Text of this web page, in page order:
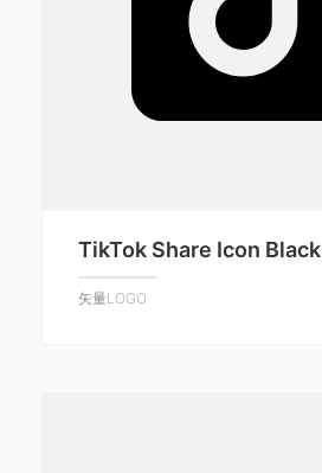
TikTok Share Icon Black
矢量LOGO